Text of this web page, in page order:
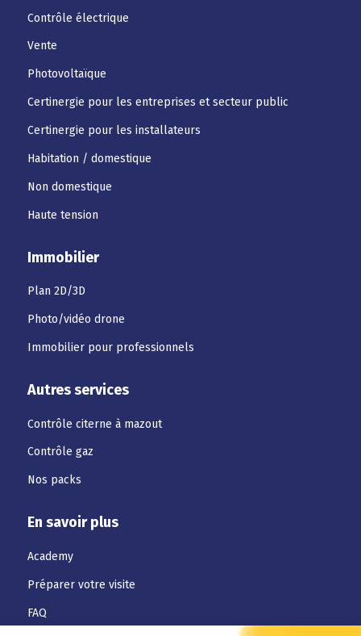
Contrôle électrique
Vente
Photovoltaïque
Certinergie pour les entreprises et secteur public
Certinergie pour les installateurs
Habitation / domestique
Non domestique
Haute tension
Immobilier
Plan 2D/3D
Photo/vidéo drone
Immobilier pour professionnels
Autres services
Contrôle citerne à mazout
Contrôle gaz
Nos packs
En savoir plus
Academy
Préparer votre visite
FAQ